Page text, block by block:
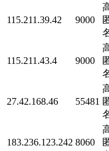
115.211.39.42 9000
115.211.43.4 9000
27.42.168.46 55481
183.236.123.242 8060